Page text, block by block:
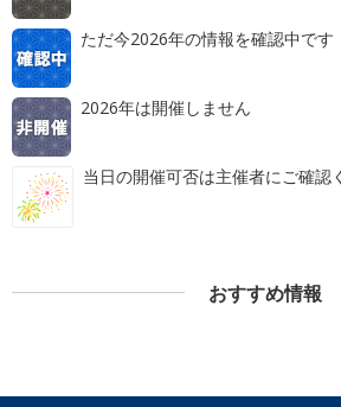
ただ今2026年の情報を確認中です
2026年は開催しません
当日の開催可否は主催者にご確認
おすすめ情報